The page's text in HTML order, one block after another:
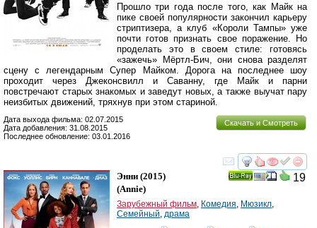
Прошло три года после того, как Майк на
пике своей популярности закончил карьеру
стриптизера, а клуб «Короли Тампы» уже
почти готов признать свое поражение. Но
проделать это в своем стиле: готовясь
«зажечь» Мёртл-Бич, они снова разделят
сцену с легендарным Супер Майком. Дорога на последнее шоу
проходит через Джеконсвилл и Саванну, где Майк и парни
повстречают старых знакомых и заведут новых, а также выучат пару
неизбитых движений, тряхнув при этом стариной.
Скачать и Смотреть
Дата выхода фильма: 02.07.2015
Дата добавления: 31.08.2015
Последнее обновление: 03.01.2016
смотреть
19
Энни (2015)
(Annie)
Зарубежный фильм Комедия Мюзикл
Семейный драма